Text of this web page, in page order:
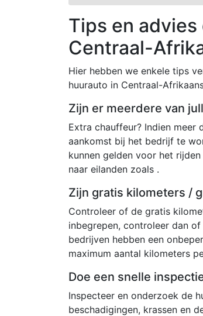
Tips en advies
Centraal-
Hier hebben we enkele tips
huurauto in Centraal-
Zijn er meerdere van
Extra chauffeur? Indien
aankomst bij het bedrijf te
kunnen gelden voor het
naar eilanden zoals .
Zijn gratis kilometers /
Controleer of de gratis
inbegrepen, controleer dan
bedrijven hebben een
maximum aantal kilometers
Doe een snelle
Inspecteer en onderzoek de
beschadigingen, krassen en